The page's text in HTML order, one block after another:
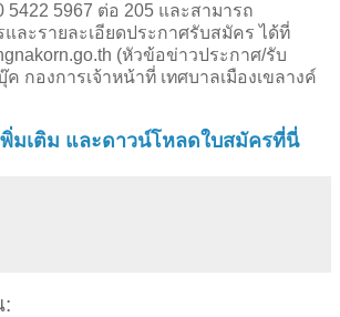
5422 5967 ต่อ 205 และสามารถ
ละรายละเอียดประกาศรับสมัคร ได้ที่
(หัวข้อข่าวประกาศ/รับ
ค กองการเจ้าหน้าที่ เทศบาลเมืองเขลางค์
พิ่มเติม และดาวน์โหลดใบสมัครที่นี่
: